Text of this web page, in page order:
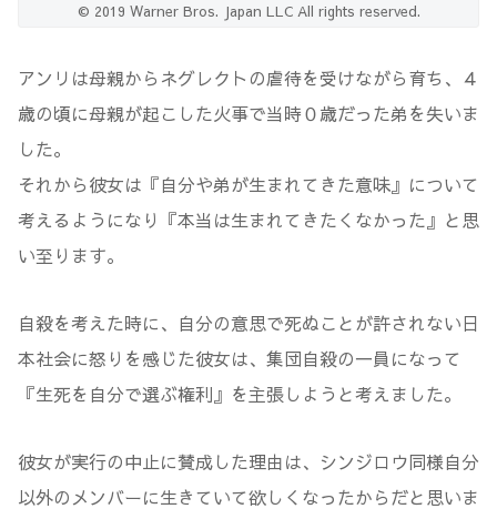
© 2019 Warner Bros. Japan LLC All rights reserved.
アンリは母親からネグレクトの虐待を受けながら育ち、４
歳の頃に母親が起こした火事で当時０歳だった弟を失いま
した。
それから彼女は『自分や弟が生まれてきた意味』について
考えるようになり『本当は生まれてきたくなかった』と思
い至ります。
自殺を考えた時に、自分の意思で死ぬことが許されない日
本社会に怒りを感じた彼女は、集団自殺の一員になって
『生死を自分で選ぶ権利』を主張しようと考えました。
彼女が実行の中止に賛成した理由は、シンジロウ同様自分
以外のメンバーに生きていて欲しくなったからだと思いま